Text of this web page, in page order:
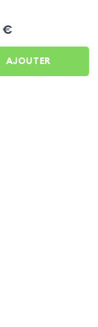
€
AJOUTER